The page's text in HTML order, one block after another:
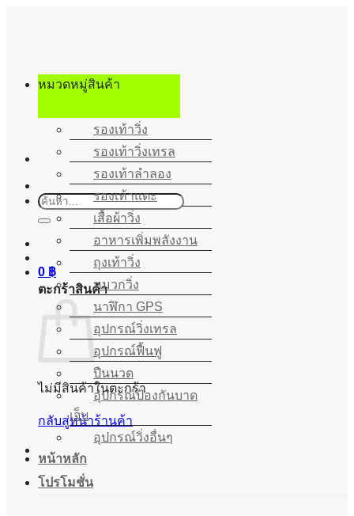
เนื้อหา
ค้นหา:
0 ฿
ตะกร้าสินค้า
ไม่มีสินค้าในตะกร้า
กลับสู่หน้าร้านค้า
หมวดหมู่สินค้า
รองเท้าวิ่ง
รองเท้าวิ่งเทรล
รองเท้าลำลอง
รองเท้าแตะ
เสื้อผ้าวิ่ง
อาหารเพิ่มพลังงาน
ถุงเท้าวิ่ง
หมวกวิ่ง
นาฬิกา GPS
อุปกรณ์วิ่งเทรล
อุปกรณ์ฟื้นฟู
ปืนนวด
อุปกรณ์ป้องกันบาด
เจ็บ
อุปกรณ์วิ่งอื่นๆ
หน้าหลัก
โปรโมชั่น